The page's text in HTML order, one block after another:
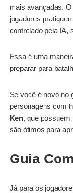
mais avançadas. O
jogadores
controlado pela IA,
Essa é uma
preparar para
Se você é novo no
personagens com
Ken, que possuem
são ótimos para
Guia
Já para os